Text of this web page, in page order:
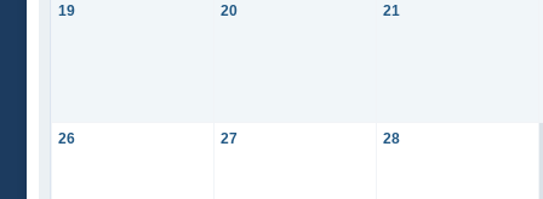
19 20 21
26 27 28